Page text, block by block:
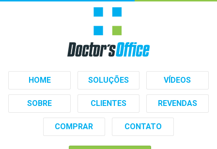
HOME SOLUÇÕES VÍDEOS
SOBRE CLIENTES REVENDAS
COMPRAR CONTATO